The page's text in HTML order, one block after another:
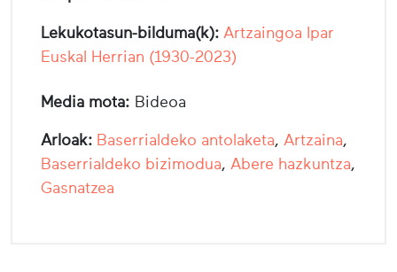
Lekukotasun-bilduma(k): Artzaingoa Ipar
Euskal Herrian (1930-2023)
Media mota: Bideoa
Arloak: Baserrialdeko antolaketa, Artzaina,
Baserrialdeko bizimodua, Abere hazkuntza,
Gasnatzea